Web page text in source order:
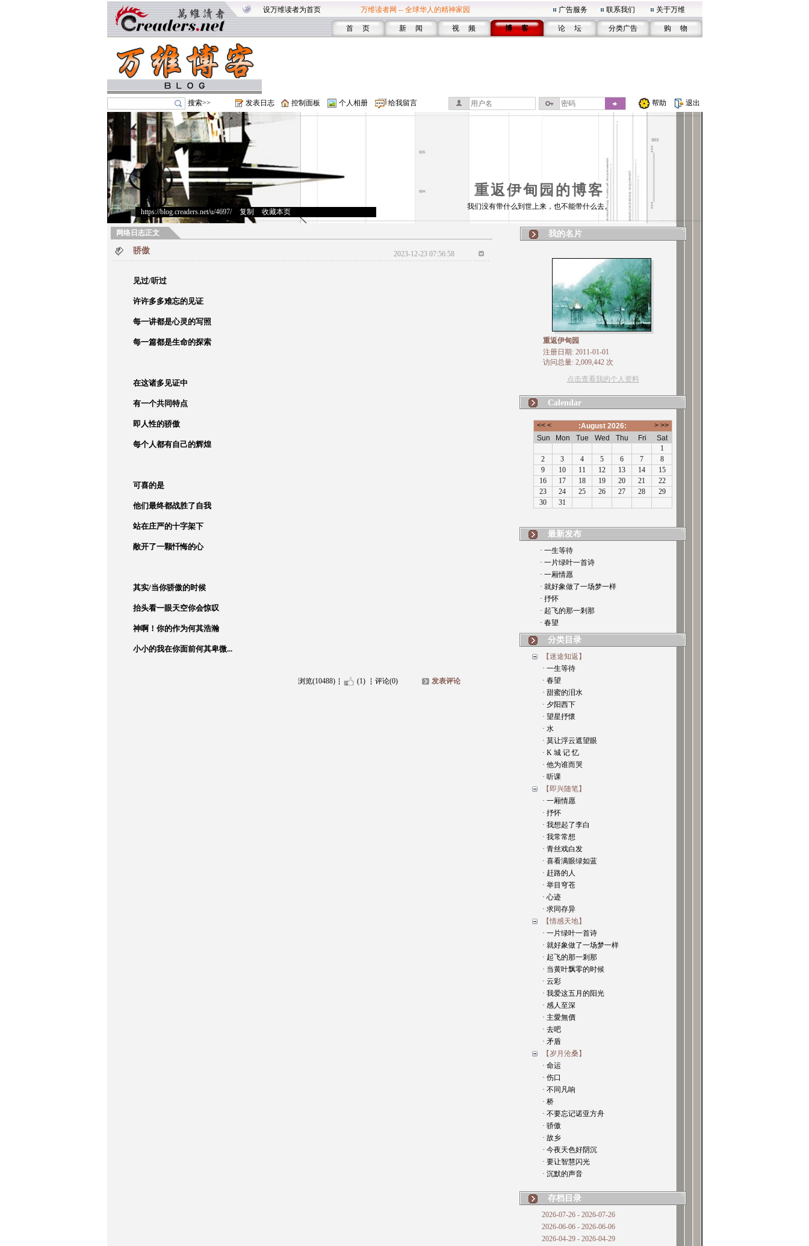
设万维读者为首页 万维读者网 -- 全球华人的精神家园 广告服务 联系我们 关于万维
首 页 新 闻 视 频 博 客 论 坛 分类广告 购 物
搜索>> 发表日志 控制面板 个人相册 给我留言 帮助 退出
重返伊甸园的博客
https://blog.creaders.net/u/4697/> 复制 收藏本页
我们没有带什么到世上来，也不能带什么去。
网络日志正文
骄傲 2023-12-23 07:56:58
见过/听过
许许多多难忘的见证
每一讲都是心灵的写照
每一篇都是生命的探索
在这诸多见证中
有一个共同特点
即人性的骄傲
每个人都有自己的辉煌
可喜的是
他们最终都战胜了自我
站在庄严的十字架下
敞开了一颗忏悔的心
其实/当你骄傲的时候
抬头看一眼天空你会惊叹
神啊！你的作为何其浩瀚
小小的我在你面前何其卑微...
浏览(10488) (1) 评论(0) 发表评论
我的名片
重返伊甸园
注册日期: 2011-01-01
访问总量: 2,009,442 次
点击查看我的个人资料
Calendar
最新发布
· 一生等待
· 一片绿叶一首诗
· 一厢情愿
· 就好象做了一场梦一样
· 抒怀
· 起飞的那一剎那
· 春望
分类目录
【迷途知返】
· 一生等待
· 春望
· 甜蜜的泪水
· 夕阳西下
· 望星抒懷
· 水
· 莫让浮云遮望眼
· K 城 记 忆
· 他为谁而哭
· 听课
【即兴随笔】
· 一厢情愿
· 抒怀
· 我想起了李白
· 我常常想
· 青丝戏白发
· 喜看满眼绿如蓝
· 赶路的人
· 举目穹苍
· 心迹
· 求同存异
【情感天地】
· 一片绿叶一首诗
· 就好象做了一场梦一样
· 起飞的那一剎那
· 当黄叶飘零的时候
· 云彩
· 我爱这五月的阳光
· 感人至深
· 主愛無價
· 去吧
· 矛盾
【岁月沧桑】
· 命运
· 伤口
· 不同凡响
· 桥
· 不要忘记诺亚方舟
· 骄傲
· 故乡
· 今夜天色好阴沉
· 要让智慧闪光
· 沉默的声音
存档目录
2026-07-26 - 2026-07-26
2026-06-06 - 2026-06-06
2026-04-29 - 2026-04-29